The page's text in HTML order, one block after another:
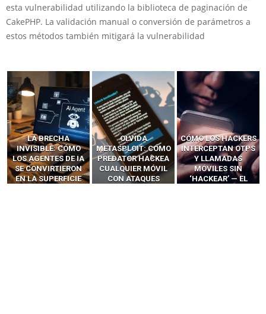
esta vulnerabilidad utilizando la biblioteca de paginación de
CakePHP. La validación manual o conversión de parámetros a
estos métodos también mitigará la vulnerabilidad
LA BRECHA
INVISIBLE: CÓMO
LOS AGENTES DE IA
SE CONVIRTIERON
EN LA SUPERFICIE
OLVIDA
METASPLOIT: CÓMO
PREDATOR HACKEA
CUALQUIER MÓVIL
CON ATAQUES
CÓMO LOS HACKERS
INTERCEPTAN OTPS
Y LLAMADAS
MÓVILES SIN
‘HACKEAR’ — EL